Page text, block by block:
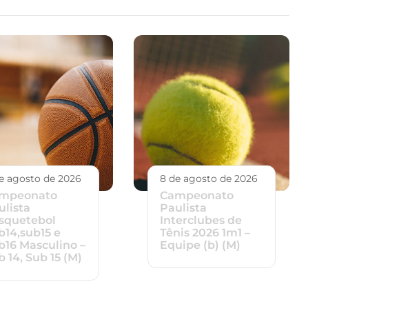
agosto de 2026
e
Masculino –
14, Sub 15 (M)
8 de agosto de 2026
Campeonato
Paulista
Interclubes de
Tênis 2026 1m1 –
Equipe (b) (M)